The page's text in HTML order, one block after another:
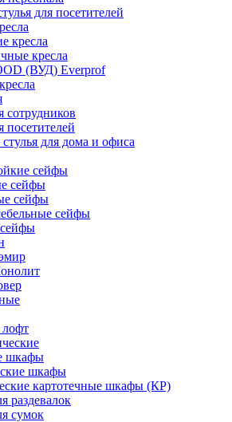
для посетителей
кресла
кресла
(ВУД) Everprof
сотрудников
посетителей
для дома и офиса
сейфы
сейфы
сейфы
сейфы
шкафы
шкафы
картотечные шкафы (КР)
раздевалок
сумок